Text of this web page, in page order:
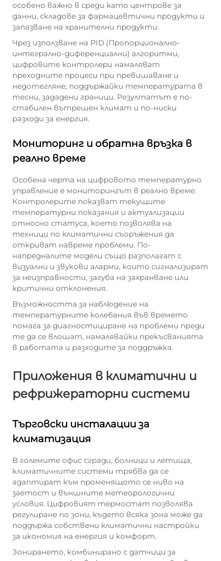
особено важно в среди като центрове за
данни, складове за фармацевтични продукти и
запазване на хранителни продукти.
Чрез използване на PID (Пропорционално-
интегрално-диференциални) алгоритми,
цифровите контролери намаляват
преходните процеси при превишаване и
недотегляне, поддържайки температурата в
тесни, зададени граници. Резултатът е по-
стабилен вътрешен климат и по-ниски
разходи за енергия.
Мониторинг и обратна връзка в
реално време
Особена черта на цифровото температурно
управление е мониторингът в реално време.
Контролерите показват текущите
температурни показания и актуализации
относно статуса, което позволява на
техници по климатични съоръжения да
откриват навреме проблеми. По-
напредналите модели също разполагат с
визуални и звукови аларми, които сигнализират
за неизправности, загуба на захранване или
критични отклонения.
Възможността за наблюдение на
температурните колебания във времето
помага за диагностициране на проблеми преди
те да се влошат, намалявайки прекъсванията
в работата и разходите за поддръжка.
Приложения в климатични и
рефрижераторни системи
Търговски инсталации за
климатизация
В големите офис сгради, болници и летища,
климатичните системи трябва да се
адаптират към променящото се ниво на
заетост и външните метеорологични
условия. Цифровият термостат позволява
регулиране по зони, където всяка зона може да
поддържа собствени климатични настройки
за икономия на енергия и комфорт.
Зонирането, комбинирано с датчици за